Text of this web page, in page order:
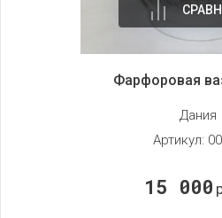
Фарфоровая
Дания
Артикул:
15 000